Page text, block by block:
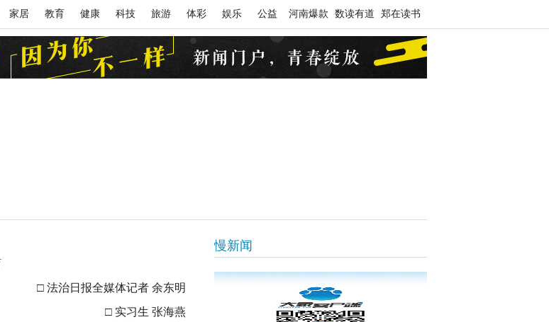
家居 教育 健康 科技 旅游 体彩 娱乐 公益 河南爆款 数读有道 郑在读书
□ 法治日报全媒体记者 余东明
□ 实习生 张海燕
慢新闻